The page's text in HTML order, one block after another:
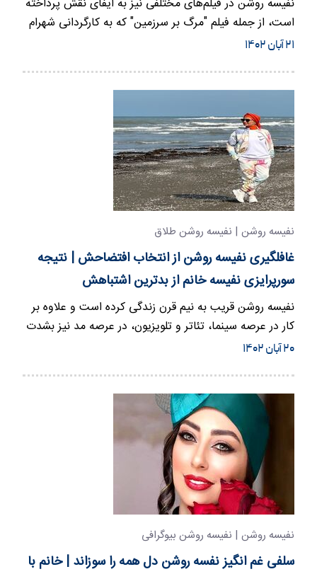
نفیسه روشن در فیلم‌های مختلفی نیز به ایفای نقش پرداخته
است، از جمله فیلم "مرگ بر سرزمین" که به کارگردانی شهرام
مختاری…
۲۱ آبان ۱۴۰۲
نفیسه روشن | نفیسه روشن طلاق
غافلگیری نفیسه روشن از انتخاب افتضاحش | نتیجه
سورپرایزی نفیسه خانم از بدترین اشتباهش
نفیسه روشن قریب به نیم قرن زندگی کرده است و علاوه بر
کار در عرصه سینما، تئاتر و تلویزیون، در عرصه مد نیز بشدت
ید…
۲۰ آبان ۱۴۰۲
نفیسه روشن | نفیسه روشن بیوگرافی
سلفی غم انگیز نفسه روشن دل همه را سوزاند | خانم با